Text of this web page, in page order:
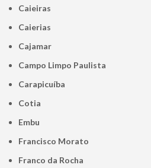
Caieiras
Caierias
Cajamar
Campo Limpo Paulista
Carapicuíba
Cotia
Embu
Francisco Morato
Franco da Rocha